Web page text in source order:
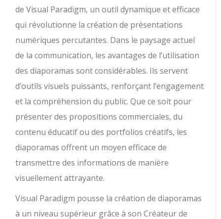
de Visual Paradigm, un outil dynamique et efficace
qui révolutionne la création de présentations
numériques percutantes. Dans le paysage actuel
de la communication, les avantages de l’utilisation
des diaporamas sont considérables. Ils servent
d’outils visuels puissants, renforçant l’engagement
et la compréhension du public. Que ce soit pour
présenter des propositions commerciales, du
contenu éducatif ou des portfolios créatifs, les
diaporamas offrent un moyen efficace de
transmettre des informations de manière
visuellement attrayante.
Visual Paradigm pousse la création de diaporamas
à un niveau supérieur grâce à son Créateur de